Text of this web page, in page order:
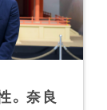
。奈良